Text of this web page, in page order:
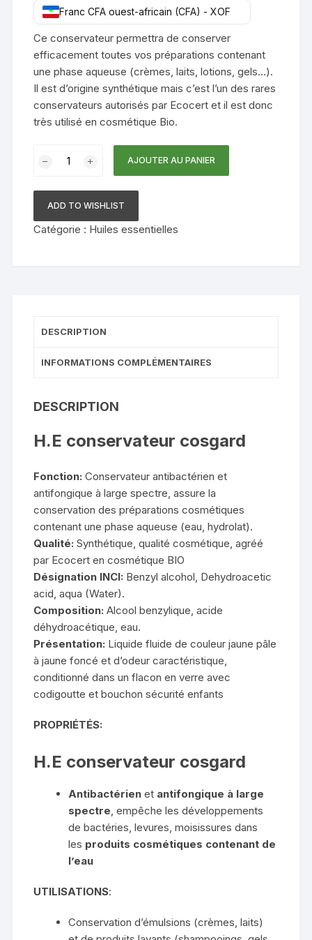
Franc CFA ouest-africain (CFA) - XOF
Ce conservateur permettra de conserver
efficacement toutes vos préparations contenant
une phase aqueuse (crèmes, laits, lotions, gels…).
Il est d’origine synthétique mais c’est l’un des rares
conservateurs autorisés par Ecocert et il est donc
très utilisé en cosmétique Bio.
conservateur
cosgard
AJOUTER AU PANIER
ADD TO WISHLIST
Catégorie : Huiles essentielles
DESCRIPTION
INFORMATIONS COMPLÉMENTAIRES
DESCRIPTION
H.E conservateur cosgard
Fonction:Conservateur antibactérien et
antifongique à large spectre, assure la
conservation des préparations cosmétiques
contenant une phase aqueuse (eau, hydrolat).
Qualité:Synthétique, qualité cosmétique, agréé
par Ecocert en cosmétique BIO
Désignation INCI: Benzyl alcohol, Dehydroacetic
acid, aqua (Water).
Composition:Alcool benzylique, acide
déhydroacétique, eau.
Présentation: Liquide fluide de couleur jaune pâle
à jaune foncé et d’odeur caractéristique,
conditionné dans un flacon en verre avec
codigoutte et bouchon sécurité enfants
PROPRIÉTÉS:
H.E conservateur cosgard
Antibactérien et antifongique à large
spectre, empêche les développements
de bactéries, levures, moisissures dans
les produits cosmétiques contenant de
l’eau
UTILISATIONS:
Conservation d’émulsions (crèmes, laits)